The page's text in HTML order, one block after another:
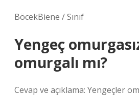
BöcekBiene / Sınıf
Yengeç
omurgalı mı?
Cevap ve açıklama: Yengeçler